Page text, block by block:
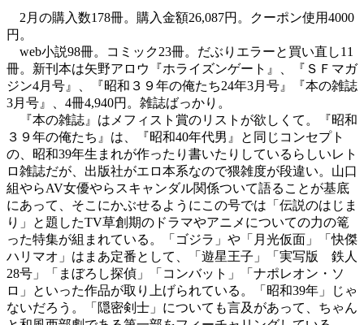
2月の購入数178冊。購入金額26,087円。クーポン使用4000
円。
web小説98冊。コミック23冊。だぶりエラーと買い直し11
冊。新刊本は矢野アロウ『ホライズンゲート』、『ＳＦマガ
ジン4月号』、『昭和３９年の俺たち24年3月号』『本の雑誌
3月号』、4冊4,940円。雑誌ばっかり。
『本の雑誌』はメフィスト賞のリストが欲しくて。『昭和
３９年の俺たち』は、『昭和40年代男』と同じコンセプト
の、昭和39年生まれが作ったり書いたりしているらしいレト
ロ雑誌だが、出版社がエロ本系なので猥雑度が段違い。山口
組やらAV女優やらスキャンダル関係ついて語ることが基底
にあって、そこにかぶせるようにこの号では「伝説のはじま
り」と題したTV草創期のドラマやアニメについての力の篭
った特集が組まれている。「ゴジラ」や「月光仮面」「快傑
ハリマオ」はまあ定番として、「遊星王子」「実写版 鉄人
28号」「まぼろし探偵」「コンバット」「ナポレオン・ソ
ロ」といった作品が取り上げられている。「昭和39年」じゃ
ないだろう。「隠密剣士」についても言及があって、ちゃん